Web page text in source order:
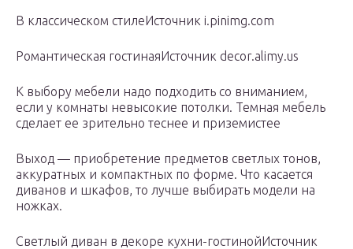
В классическом стилеИсточник i.pinimg.com
Романтическая гостинаяИсточник decor.alimy.us
К выбору мебели надо подходить со вниманием,
если у комнаты невысокие потолки. Темная мебель
сделает ее зрительно теснее и приземистее
Выход — приобретение предметов светлых тонов,
аккуратных и компактных по форме. Что касается
диванов и шкафов, то лучше выбирать модели на
ножках.
Светлый диван в декоре кухни-гостинойИсточник